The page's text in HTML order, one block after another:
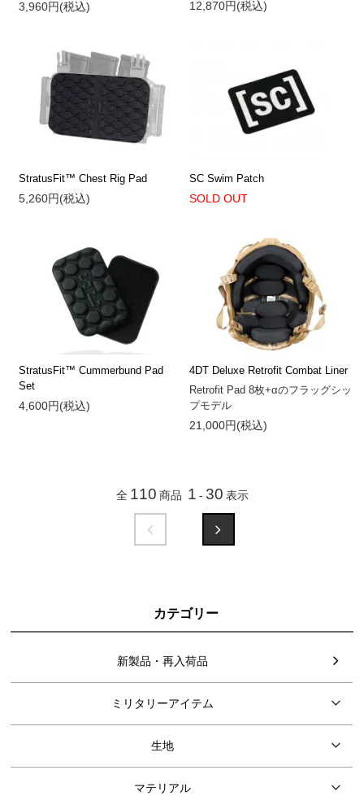
3,960円(税込) 12,870円(税込)
StratusFit™ Chest Rig Pad
5,260円(税込)
SC Swim Patch
SOLD OUT
StratusFit™ Cummerbund Pad
Set
4,600円(税込)
4DT Deluxe Retrofit Combat Liner
Retrofit Pad 8枚+αのフラッグシッ
プモデル
21,000円(税込)
全 110 商品 1 - 30 表示
カテゴリー
新製品・再入荷品
ミリタリーアイテム
生地
マテリアル